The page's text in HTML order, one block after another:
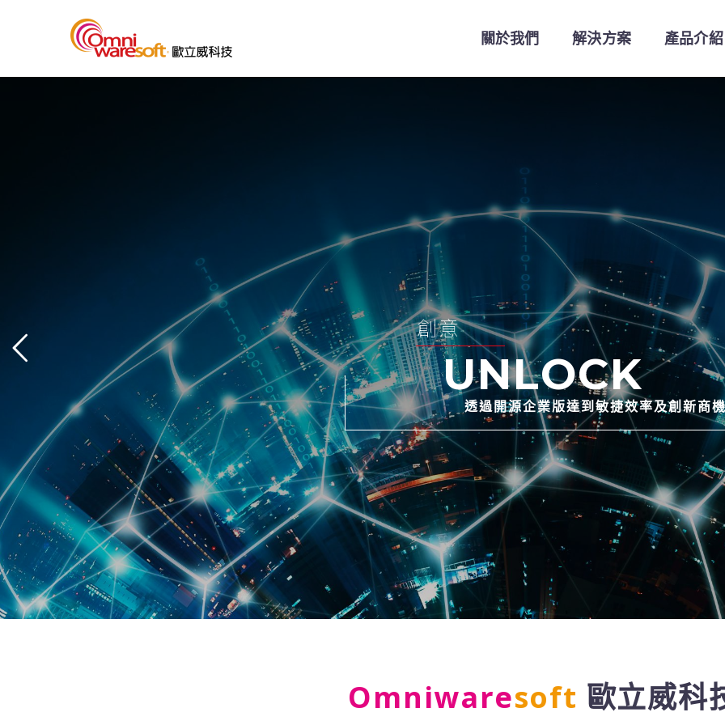
關於我們 解決方案 產品介紹
創意
透過開源企業版達到敏捷效率及創新商
UNLOCK
Omniwaresoft 歐立威科